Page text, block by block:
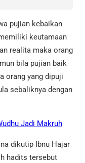
pujian kebaikan
keutamaan
realita maka orang
bila pujian baik
orang yang dipuji
sebaliknya dengan
Jadi Makruh
dikutip Ibnu Hajar
hadits tersebut